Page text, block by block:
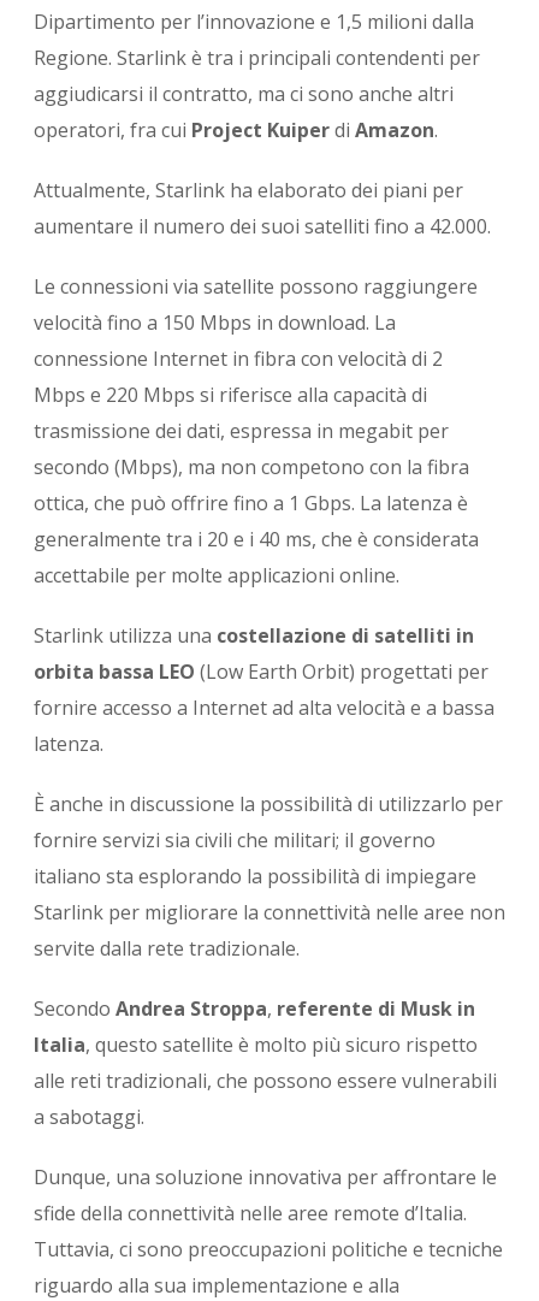
Dipartimento per l’innovazione e 1,5 milioni dalla
Regione. Starlink è tra i principali contendenti per
aggiudicarsi il contratto, ma ci sono anche altri
operatori, fra cui Project Kuiperdi Amazon.
Attualmente, Starlink ha elaborato dei piani per
aumentare il numero dei suoi satelliti fino a 42.000.
Le connessioni via satellite possono raggiungere
velocità fino a 150 Mbps in download. La
connessione Internet in fibra con velocità di 2
Mbps e 220 Mbps si riferisce alla capacità di
trasmissione dei dati, espressa in megabit per
secondo (Mbps), ma non competono con la fibra
ottica, che può offrire fino a 1 Gbps. La latenza è
generalmente tra i 20 e i 40 ms, che è considerata
accettabile per molte applicazioni online.
Starlink utilizza una costellazione di satelliti in
orbita bassa LEO (Low Earth Orbit) progettati per
fornire accesso a Internet ad alta velocità e a bassa
latenza.
È anche in discussione la possibilità di utilizzarlo per
fornire servizi sia civili che militari; il governo
italiano sta esplorando la possibilità di impiegare
Starlink per migliorare la connettività nelle aree non
servite dalla rete tradizionale.
Secondo Andrea Stroppa, referente di Musk in
Italia, questo satellite è molto più sicuro rispetto
alle reti tradizionali, che possono essere vulnerabili
a sabotaggi.
Dunque, una soluzione innovativa per affrontare le
sfide della connettività nelle aree remote d’Italia.
Tuttavia, ci sono preoccupazioni politiche e tecniche
riguardo alla sua implementazione e alla